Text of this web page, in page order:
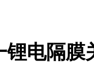
锂电隔